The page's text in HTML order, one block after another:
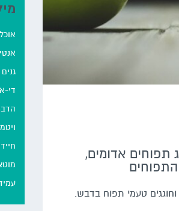
תפוחים אדומים,
טעמי תפוח בדבש.
גנים
די-